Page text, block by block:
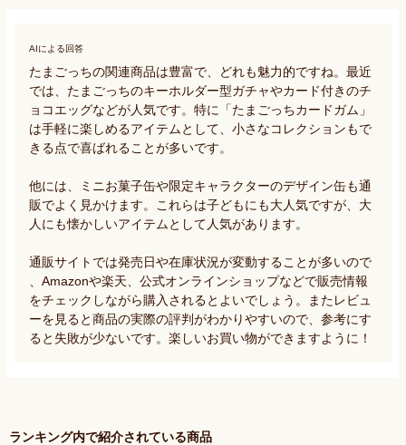
AIによる回答
たまごっちの関連商品は豊富で、どれも魅力的ですね。最近
では、たまごっちのキーホルダー型ガチャやカード付きのチ
ョコエッグなどが人気です。特に「たまごっちカードガム」
は手軽に楽しめるアイテムとして、小さなコレクションもで
きる点で喜ばれることが多いです。
他には、ミニお菓子缶や限定キャラクターのデザイン缶も通
販でよく見かけます。これらは子どもにも大人気ですが、大
人にも懐かしいアイテムとして人気があります。
通販サイトでは発売日や在庫状況が変動することが多いので
、Amazonや楽天、公式オンラインショップなどで販売情報
をチェックしながら購入されるとよいでしょう。またレビュ
ーを見ると商品の実際の評判がわかりやすいので、参考にす
ると失敗が少ないです。楽しいお買い物ができますように！
ランキング内で紹介されている商品